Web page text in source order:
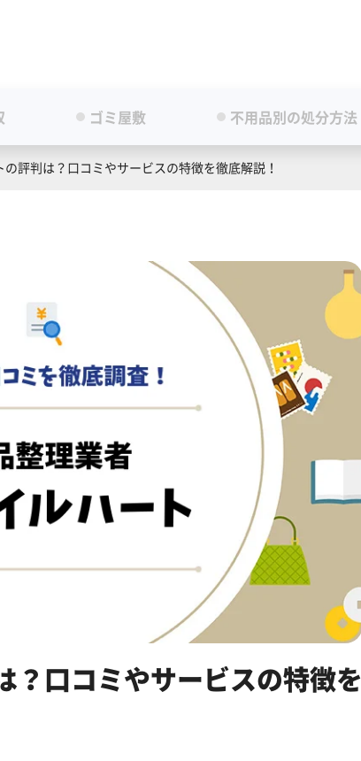
ゴミ屋敷 不用品別の処分方法
の評判は？口コミやサービスの特徴を徹底解説！
？口コミやサービスの特徴を